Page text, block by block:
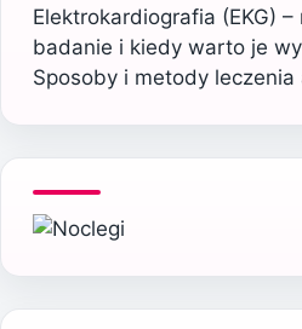
Elektrokardiografia (EKG)
badanie i kiedy warto je
Sposoby i metody leczenia